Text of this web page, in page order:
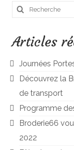
Rechercher
Articles
Journées
Découvrez la
de transport
Programme
Broderie66
2022